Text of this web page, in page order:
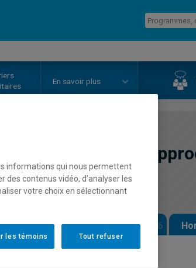
En savoir plus
photographique:
2026 Horaire - Automne 2026
informations qui nous permettent
des contenus vidéo, d’analyser les
votre choix en sélectionnant
Tout refuser
les témoins